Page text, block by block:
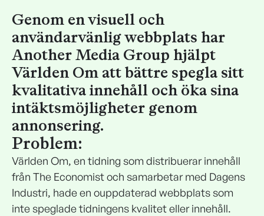
Genom en visuell och
användarvänlig webbplats har
Another Media Group hjälpt
Världen Om att bättre spegla sitt
kvalitativa innehåll och öka sina
intäktsmöjligheter genom
annonsering.
Problem:
Världen Om, en tidning som distribuerar innehåll
från The Economist och samarbetar med Dagens
Industri, hade en ouppdaterad webbplats som
inte speglade tidningens kvalitet eller innehåll.